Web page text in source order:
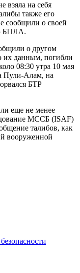
взяла на себя
также его
сообщили о своей
БПЛА.
о другом
их данным, погибли
08:30 утра 10 мая
Пули-Алам, на
БТР
еще не менее
МССБ (ISAF)
талибов, как
вооруженной